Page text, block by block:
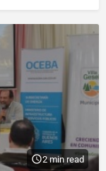
2 min read